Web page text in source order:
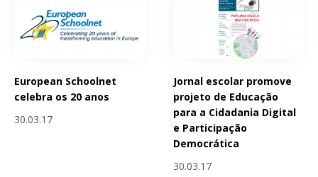
European Schoolnet
celebra os 20 anos
30.03.17
Jornal escolar promove
projeto de Educação
para a Cidadania Digital
e Participação
Democrática
30.03.17